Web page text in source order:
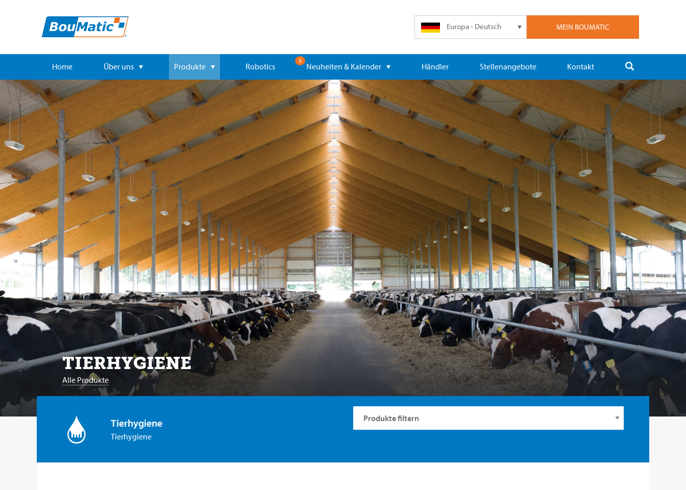
MEIN BOUMATIC
Europa - Deutsch
Home Über uns Produkte Robotics
5
Neuheiten & Kalender Händler Stellenangebote Kontakt
TIERHYGIENE
Alle Produkte
Tierhygiene
Tierhygiene